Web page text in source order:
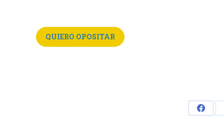
QUIERO OPOSITAR
Share